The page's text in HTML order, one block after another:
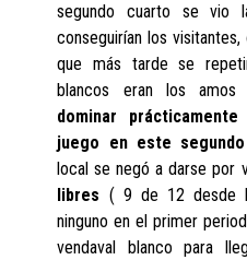
segundo cuarto se vio
conseguirían los
que más tarde se
blancos eran los
dominar
juego en este
local se negó a darse por
libres ( 9 de 12 desde
ninguno en el primer
vendaval blanco para